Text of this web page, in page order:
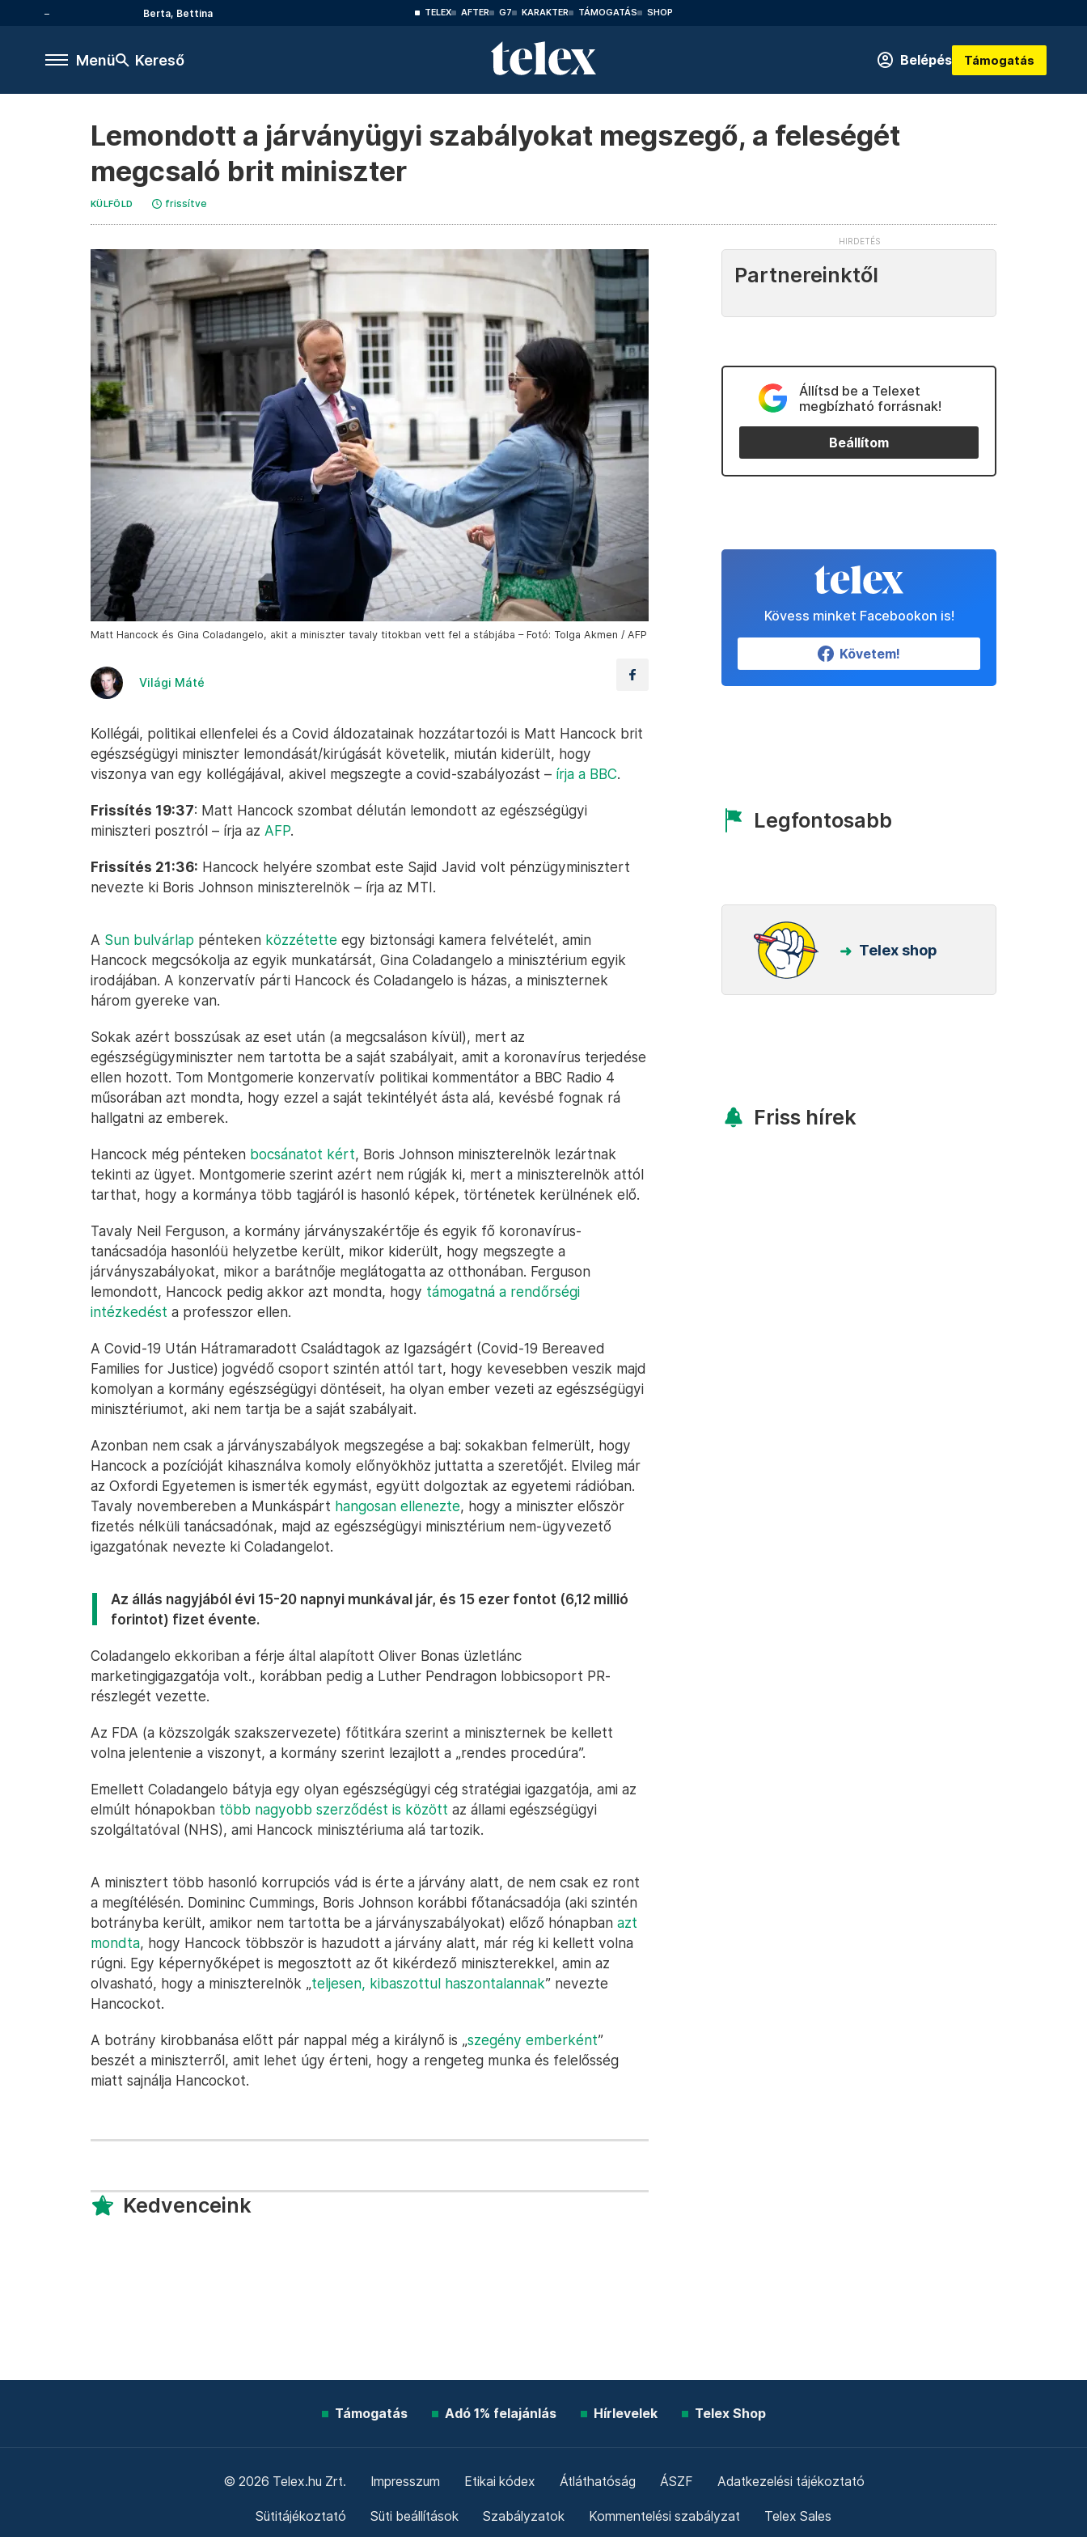
Berta, Bettina TELEX AFTER G7 KARAKTER TÁMOGATÁS SHOP
Menü Kereső Belépés Támogatás
Lemondott a járványügyi szabályokat megszegő, a feleségét
megcsaló brit miniszter
KÜLFÖLD frissítve
Matt Hancock és Gina Coladangelo, akit a miniszter tavaly titokban vett fel a stábjába – Fotó: Tolga Akmen / AFP
Világi Máté
Kollégái, politikai ellenfelei és a Covid áldozatainak hozzátartozói is Matt Hancock brit
egészségügyi miniszter lemondását/kirúgását követelik, miután kiderült, hogy
viszonya van egy kollégájával, akivel megszegte a covid-szabályozást – írja a BBC.
Frissítés 19:37: Matt Hancock szombat délután lemondott az egészségügyi
miniszteri posztról – írja az AFP.
Frissítés 21:36: Hancock helyére szombat este Sajid Javid volt pénzügyminisztert
nevezte ki Boris Johnson miniszterelnök – írja az MTI.
A Sun bulvárlap pénteken közzétette egy biztonsági kamera felvételét, amin
Hancock megcsókolja az egyik munkatársát, Gina Coladangelo a minisztérium egyik
irodájában. A konzervatív párti Hancock és Coladangelo is házas, a miniszternek
három gyereke van.
Sokak azért bosszúsak az eset után (a megcsaláson kívül), mert az
egészségügyminiszter nem tartotta be a saját szabályait, amit a koronavírus terjedése
ellen hozott. Tom Montgomerie konzervatív politikai kommentátor a BBC Radio 4
műsorában azt mondta, hogy ezzel a saját tekintélyét ásta alá, kevésbé fognak rá
hallgatni az emberek.
Hancock még pénteken bocsánatot kért, Boris Johnson miniszterelnök lezártnak
tekinti az ügyet. Montgomerie szerint azért nem rúgják ki, mert a miniszterelnök attól
tarthat, hogy a kormánya több tagjáról is hasonló képek, történetek kerülnének elő.
Tavaly Neil Ferguson, a kormány járványszakértője és egyik fő koronavírus-
tanácsadója hasonlóü helyzetbe került, mikor kiderült, hogy megszegte a
járványszabályokat, mikor a barátnője meglátogatta az otthonában. Ferguson
lemondott, Hancock pedig akkor azt mondta, hogy támogatná a rendőrségi
intézkedést a professzor ellen.
A Covid-19 Után Hátramaradott Családtagok az Igazságért (Covid-19 Bereaved
Families for Justice) jogvédő csoport szintén attól tart, hogy kevesebben veszik majd
komolyan a kormány egészségügyi döntéseit, ha olyan ember vezeti az egészségügyi
minisztériumot, aki nem tartja be a saját szabályait.
Azonban nem csak a járványszabályok megszegése a baj: sokakban felmerült, hogy
Hancock a pozícióját kihasználva komoly előnyökhöz juttatta a szeretőjét. Elvileg már
az Oxfordi Egyetemen is ismerték egymást, együtt dolgoztak az egyetemi rádióban.
Tavaly novembereben a Munkáspárt hangosan ellenezte, hogy a miniszter először
fizetés nélküli tanácsadónak, majd az egészségügyi minisztérium nem-ügyvezető
igazgatónak nevezte ki Coladangelot.
Az állás nagyjából évi 15-20 napnyi munkával jár, és 15 ezer fontot (6,12 millió
forintot) fizet évente.
Coladangelo ekkoriban a férje által alapított Oliver Bonas üzletlánc
marketingigazgatója volt., korábban pedig a Luther Pendragon lobbicsoport PR-
részlegét vezette.
Az FDA (a közszolgák szakszervezete) főtitkára szerint a miniszternek be kellett
volna jelentenie a viszonyt, a kormány szerint lezajlott a „rendes procedúra”.
Emellett Coladangelo bátyja egy olyan egészségügyi cég stratégiai igazgatója, ami az
elmúlt hónapokban több nagyobb szerződést is között az állami egészségügyi
szolgáltatóval (NHS), ami Hancock minisztériuma alá tartozik.
A minisztert több hasonló korrupciós vád is érte a járvány alatt, de nem csak ez ront
a megítélésén. Domininc Cummings, Boris Johnson korábbi főtanácsadója (aki szintén
botrányba került, amikor nem tartotta be a járványszabályokat) előző hónapban azt
mondta, hogy Hancock többször is hazudott a járvány alatt, már rég ki kellett volna
rúgni. Egy képernyőképet is megosztott az őt kikérdező miniszterekkel, amin az
olvasható, hogy a miniszterelnök „teljesen, kibaszottul haszontalannak” nevezte
Hancockot.
A botrány kirobbanása előtt pár nappal még a királynő is „szegény emberként”
beszét a miniszterről, amit lehet úgy érteni, hogy a rengeteg munka és felelősség
miatt sajnálja Hancockot.
Kedvenceink
Partnereinktől
Állítsd be a Telexet
megbízható forrásnak!
Beállítom
Kövess minket Facebookon is!
Követem!
Legfontosabb
Telex shop
Friss hírek
Támogatás Adó 1% felajánlás Hírlevelek Telex Shop
© 2026 Telex.hu Zrt. Impresszum Etikai kódex Átláthatóság ÁSZF Adatkezelési tájékoztató
Sütitájékoztató Süti beállítások Szabályzatok Kommentelési szabályzat Telex Sales